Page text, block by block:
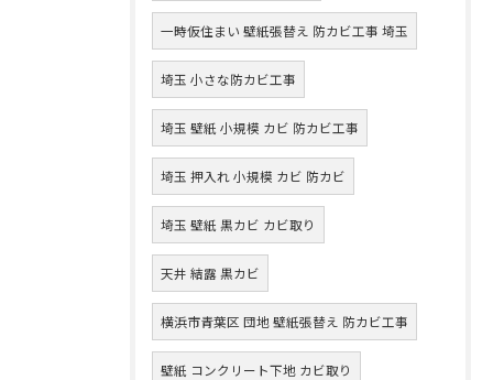
一時仮住まい 壁紙張替え 防カビ工事 埼玉
埼玉 小さな防カビ工事
埼玉 壁紙 小規模 カビ 防カビ工事
埼玉 押入れ 小規模 カビ 防カビ
埼玉 壁紙 黒カビ カビ取り
天井 結露 黒カビ
横浜市青葉区 団地 壁紙張替え 防カビ工事
壁紙 コンクリート下地 カビ取り